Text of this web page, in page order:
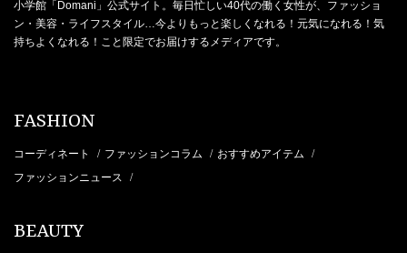
小学館「Domani」公式サイト。毎日忙しい40代の働く女性が、ファッショ
ン・美容・ライフスタイル…今よりもっと楽しくなれる！元気になれる！気
持ちよくなれる！こと限定でお届けするメディアです。
FASHION
コーディネート / ファッションコラム / おすすめアイテム /
ファッションニュース /
BEAUTY